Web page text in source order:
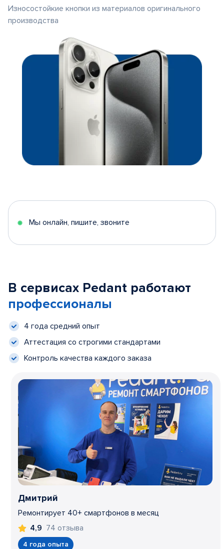
Износостойкие кнопки из материалов оригинального
производства
Мы онлайн, пишите, звоните
В сервисах Pedant работают
профессионалы
4 года средний опыт
Аттестация со строгими стандартами
Контроль качества каждого заказа
Дмитрий
Ремонтирует 40+ смартфонов в месяц
4,9 74 отзыва
4 года опыта